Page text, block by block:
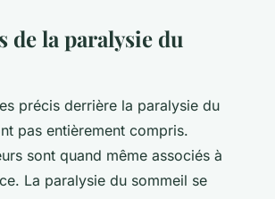
de la paralysie du
précis derrière la paralysie du
pas entièrement compris.
sont quand même associés à
La paralysie du sommeil se